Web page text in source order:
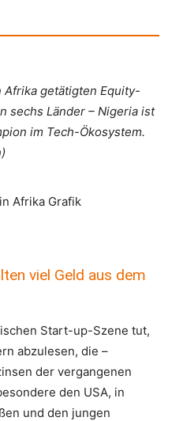
getätigten Equity-
sechs Länder – Nigeria ist
im Tech-Ökosystem.
viel Geld aus dem
Start-up-Szene tut,
abzulesen, die –
der vergangenen
den USA, in
und den jungen